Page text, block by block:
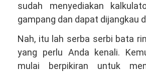
sudah menyediakan
gampang dan dapat dijangkau
Nah, itu lah serba serbi bata
yang perlu Anda kenali.
mulai berpikiran untuk